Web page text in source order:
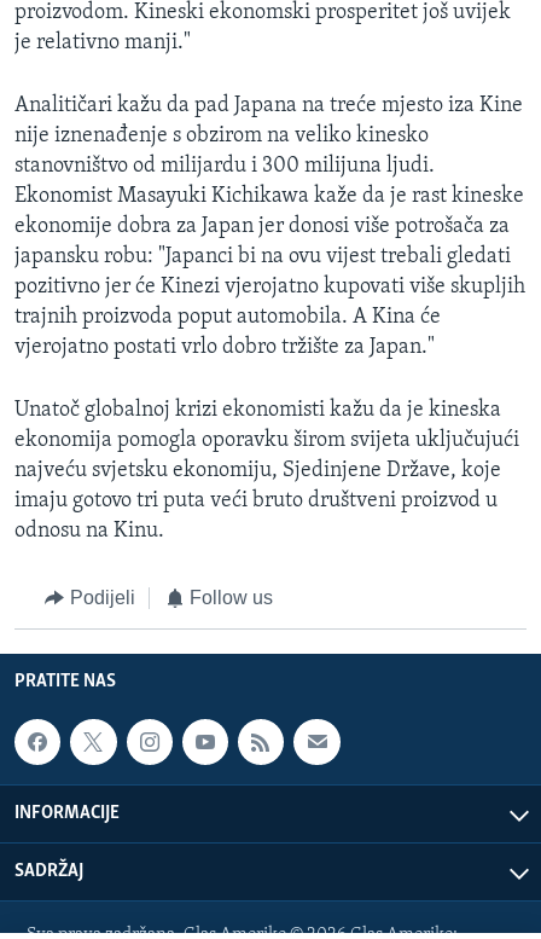
proizvodom. Kineski ekonomski prosperitet još uvijek
je relativno manji."
Analitičari kažu da pad Japana na treće mjesto iza Kine
nije iznenađenje s obzirom na veliko kinesko
stanovništvo od milijardu i 300 milijuna ljudi.
Ekonomist Masayuki Kichikawa kaže da je rast kineske
ekonomije dobra za Japan jer donosi više potrošača za
japansku robu: "Japanci bi na ovu vijest trebali gledati
pozitivno jer će Kinezi vjerojatno kupovati više skupljih
trajnih proizvoda poput automobila. A Kina će
vjerojatno postati vrlo dobro tržište za Japan."
Unatoč globalnoj krizi ekonomisti kažu da je kineska
ekonomija pomogla oporavku širom svijeta uključujući
najveću svjetsku ekonomiju, Sjedinjene Države, koje
imaju gotovo tri puta veći bruto društveni proizvod u
odnosu na Kinu.
Podijeli Follow us
PRATITE NAS
INFORMACIJE
SADRŽAJ
Sva prava zadržana. Glas Amerike © 2026 Glas Amerike: